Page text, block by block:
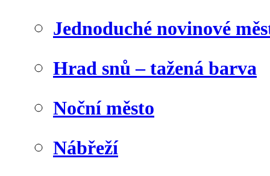
Jednoduché novinové
Hrad snů – tažená barva
Noční město
Nábřeží